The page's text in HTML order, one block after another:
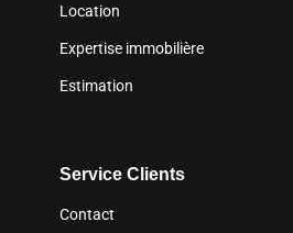
Location
Expertise immobilière
Estimation
Service Clients
Contact